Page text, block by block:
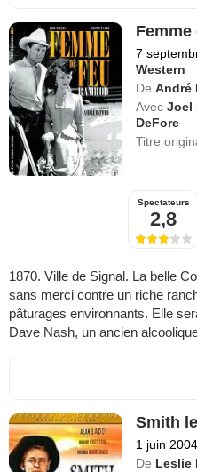
Femme
7
Western
De André
Avec Joel
DeFore
Titre
Spectateurs
2,8
1870. Ville de Signal. La belle
sans merci contre un riche
pâturages environnants. Elle
Dave Nash, un ancien
Smith
1 juin 2004
De Leslie